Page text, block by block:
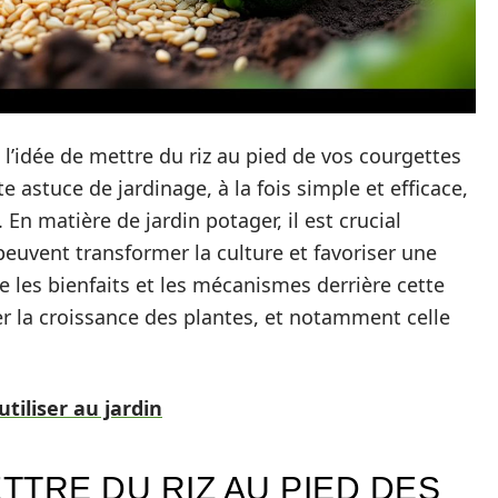
de mettre du riz au pied de vos courgettes
astuce de jardinage, à la fois simple et efficace,
matière de jardin potager, il est crucial
transformer la culture et favoriser une
les bienfaits et les mécanismes derrière cette
croissance des plantes, et notamment celle
au jardin
DU RIZ AU PIED DES